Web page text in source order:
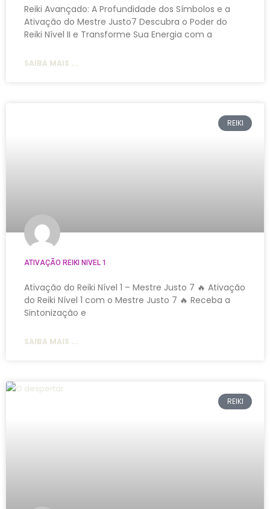
Reiki Avançado: A Profundidade dos Símbolos e a
Ativação do Mestre Justo7 Descubra o Poder do
Reiki Nível II e Transforme Sua Energia com a
SAIBA MAIS ...
REIKI
ATIVAÇÃO REIKI NIVEL 1
Ativação do Reiki Nível 1 – Mestre Justo 7 🔥 Ativação
do Reiki Nível 1 com o Mestre Justo 7 🔥 Receba a
Sintonização e
SAIBA MAIS ...
REIKI